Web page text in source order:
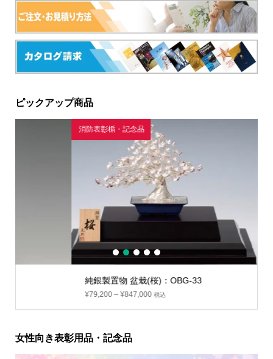
ピックアップ商品
純銀製置物 盆栽(桜)：OBG-33
847,000 税込
消防表彰楯・記念品
1 2 3 4 5
女性向き表彰用品・記念品